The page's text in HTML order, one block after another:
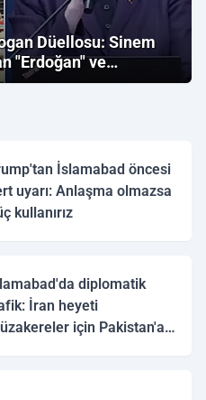
Düellosu: Sinem
"Erdoğan" ve
İslamabad öncesi
uyarı: Anlaşma olmazsa
kullanırız
diplomatik
İran heyeti
için Pakistan'a